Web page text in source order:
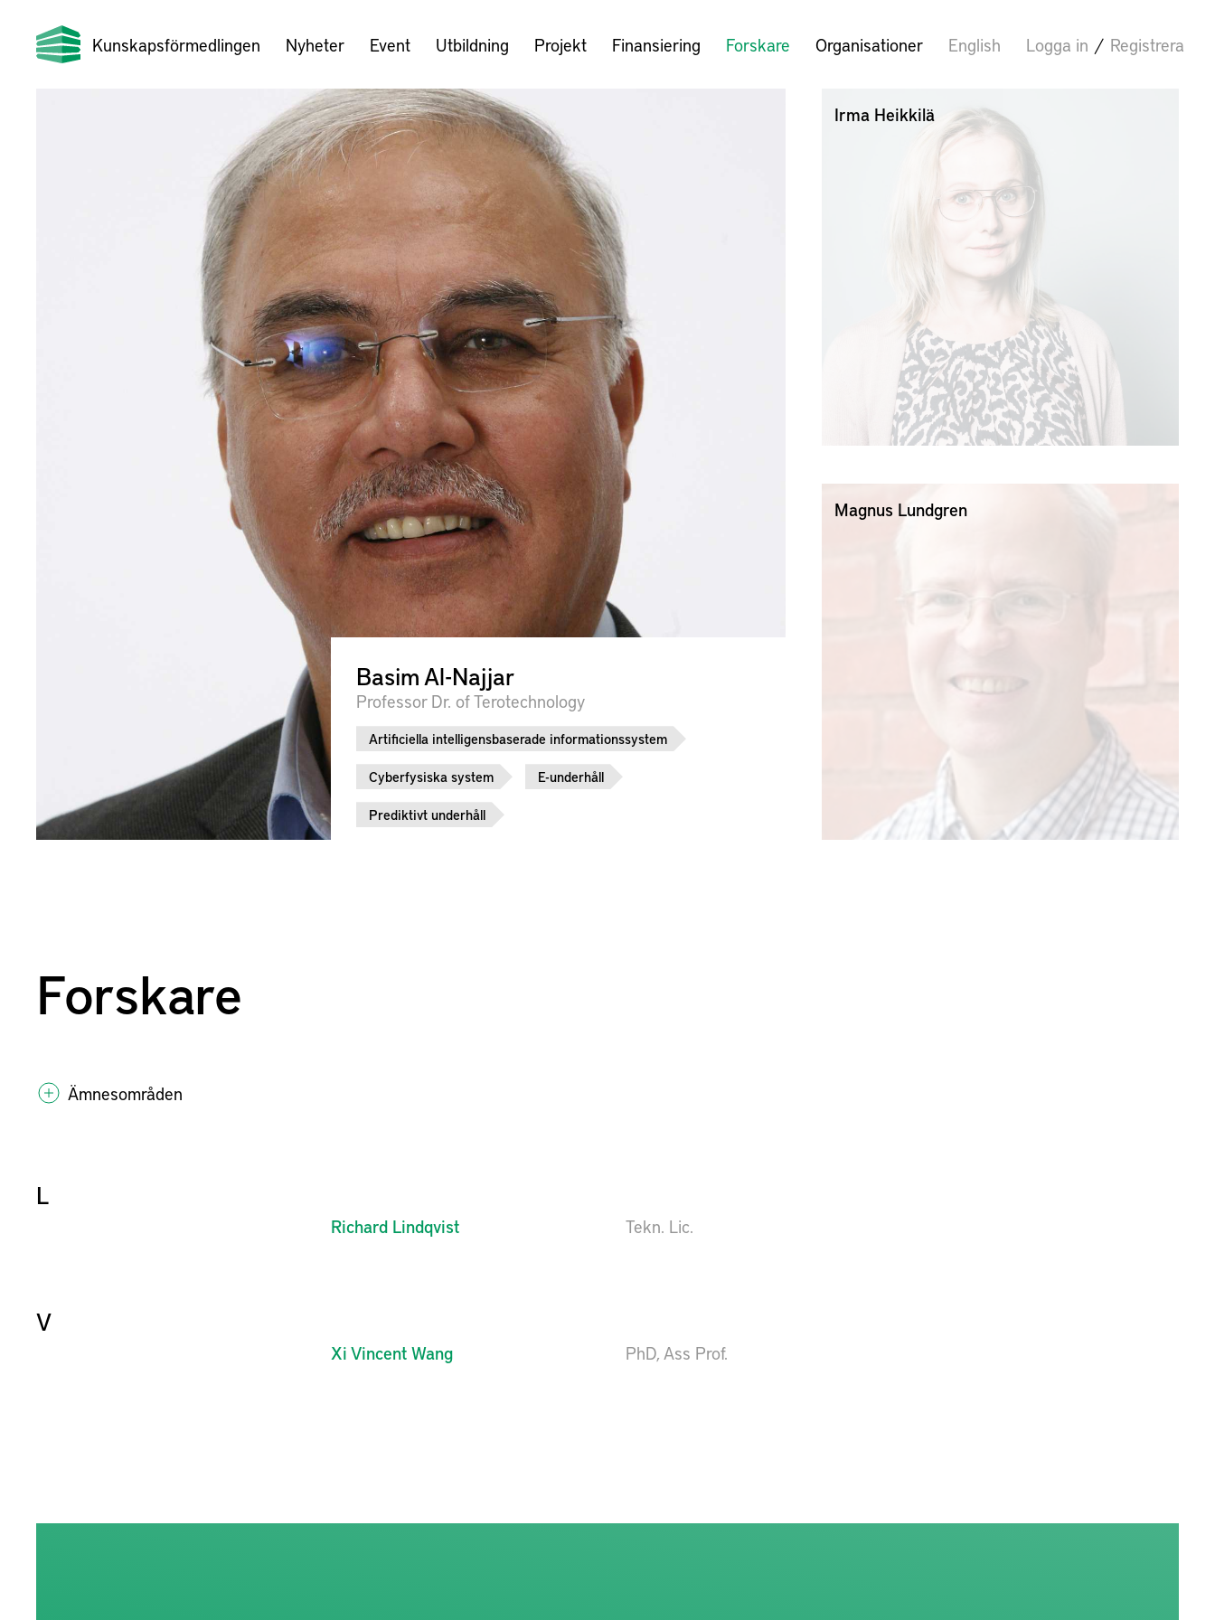
Kunskapsförmedlingen Nyheter Event Utbildning Projekt Finansiering Forskare Organisationer English Logga in / Registrera
Basim Al-Najjar
Professor Dr. of Terotechnology
Artificiella intelligensbaserade informationssystem
Cyberfysiska system E-underhåll
Prediktivt underhåll
Irma Heikkilä
Magnus Lundgren
Forskare
Ämnesområden
L
Richard Lindqvist Tekn. Lic.
V
XiVincent Wang PhD, Ass Prof.